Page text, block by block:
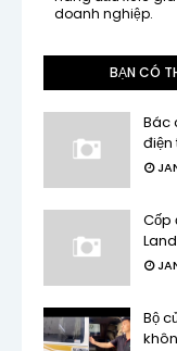
doanh nghiệp.
BẠN CÓ
Bác
điện
Cốp
Bộ